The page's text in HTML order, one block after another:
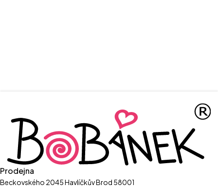
Prodejna
Beckovského 2045 Havlíčkův Brod 58001